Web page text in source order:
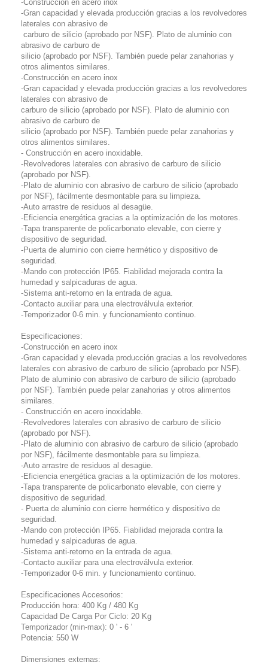
-Construcción en acero inox
-Gran capacidad y elevada producción gracias a los revolvedores
laterales con abrasivo de
carburo de silicio (aprobado por NSF). Plato de aluminio con
abrasivo de carburo de
silicio (aprobado por NSF). También puede pelar zanahorias y
otros alimentos similares.
-Construcción en acero inox
-Gran capacidad y elevada producción gracias a los revolvedores
laterales con abrasivo de
carburo de silicio (aprobado por NSF). Plato de aluminio con
abrasivo de carburo de
silicio (aprobado por NSF). También puede pelar zanahorias y
otros alimentos similares.
- Construcción en acero inoxidable.
-Revolvedores laterales con abrasivo de carburo de silicio
(aprobado por NSF).
-Plato de aluminio con abrasivo de carburo de silicio (aprobado
por NSF), fácilmente desmontable para su limpieza.
-Auto arrastre de residuos al desagüe.
-Eficiencia energética gracias a la optimización de los motores.
-Tapa transparente de policarbonato elevable, con cierre y
dispositivo de seguridad.
-Puerta de aluminio con cierre hermético y dispositivo de
seguridad.
-Mando con protección IP65. Fiabilidad mejorada contra la
humedad y salpicaduras de agua.
-Sistema anti-retorno en la entrada de agua.
-Contacto auxiliar para una electroválvula exterior.
-Temporizador 0-6 min. y funcionamiento continuo.
Especificaciones:
-Construcción en acero inox
-Gran capacidad y elevada producción gracias a los revolvedores
laterales con abrasivo de carburo de silicio (aprobado por NSF).
Plato de aluminio con abrasivo de carburo de silicio (aprobado
por NSF). También puede pelar zanahorias y otros alimentos
similares.
- Construcción en acero inoxidable.
-Revolvedores laterales con abrasivo de carburo de silicio
(aprobado por NSF).
-Plato de aluminio con abrasivo de carburo de silicio (aprobado
por NSF), fácilmente desmontable para su limpieza.
-Auto arrastre de residuos al desagüe.
-Eficiencia energética gracias a la optimización de los motores.
-Tapa transparente de policarbonato elevable, con cierre y
dispositivo de seguridad.
- Puerta de aluminio con cierre hermético y dispositivo de
seguridad.
-Mando con protección IP65. Fiabilidad mejorada contra la
humedad y salpicaduras de agua.
-Sistema anti-retorno en la entrada de agua.
-Contacto auxiliar para una electroválvula exterior.
-Temporizador 0-6 min. y funcionamiento continuo.
Especificaciones Accesorios:
Producción hora: 400 Kg / 480 Kg
Capacidad De Carga Por Ciclo: 20 Kg
Temporizador (min-max): 0 ' - 6 '
Potencia: 550 W
Dimensiones externas: